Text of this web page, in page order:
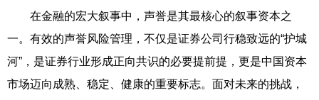
在金融的宏大叙事中，声誉是其最核心的叙事资本之
一。有效的声誉风险管理，不仅是证券公司行稳致远的“护城
河”，是证券行业形成正向共识的必要提前提，更是中国资本
市场迈向成熟、稳定、健康的重要标志。面对未来的挑战，